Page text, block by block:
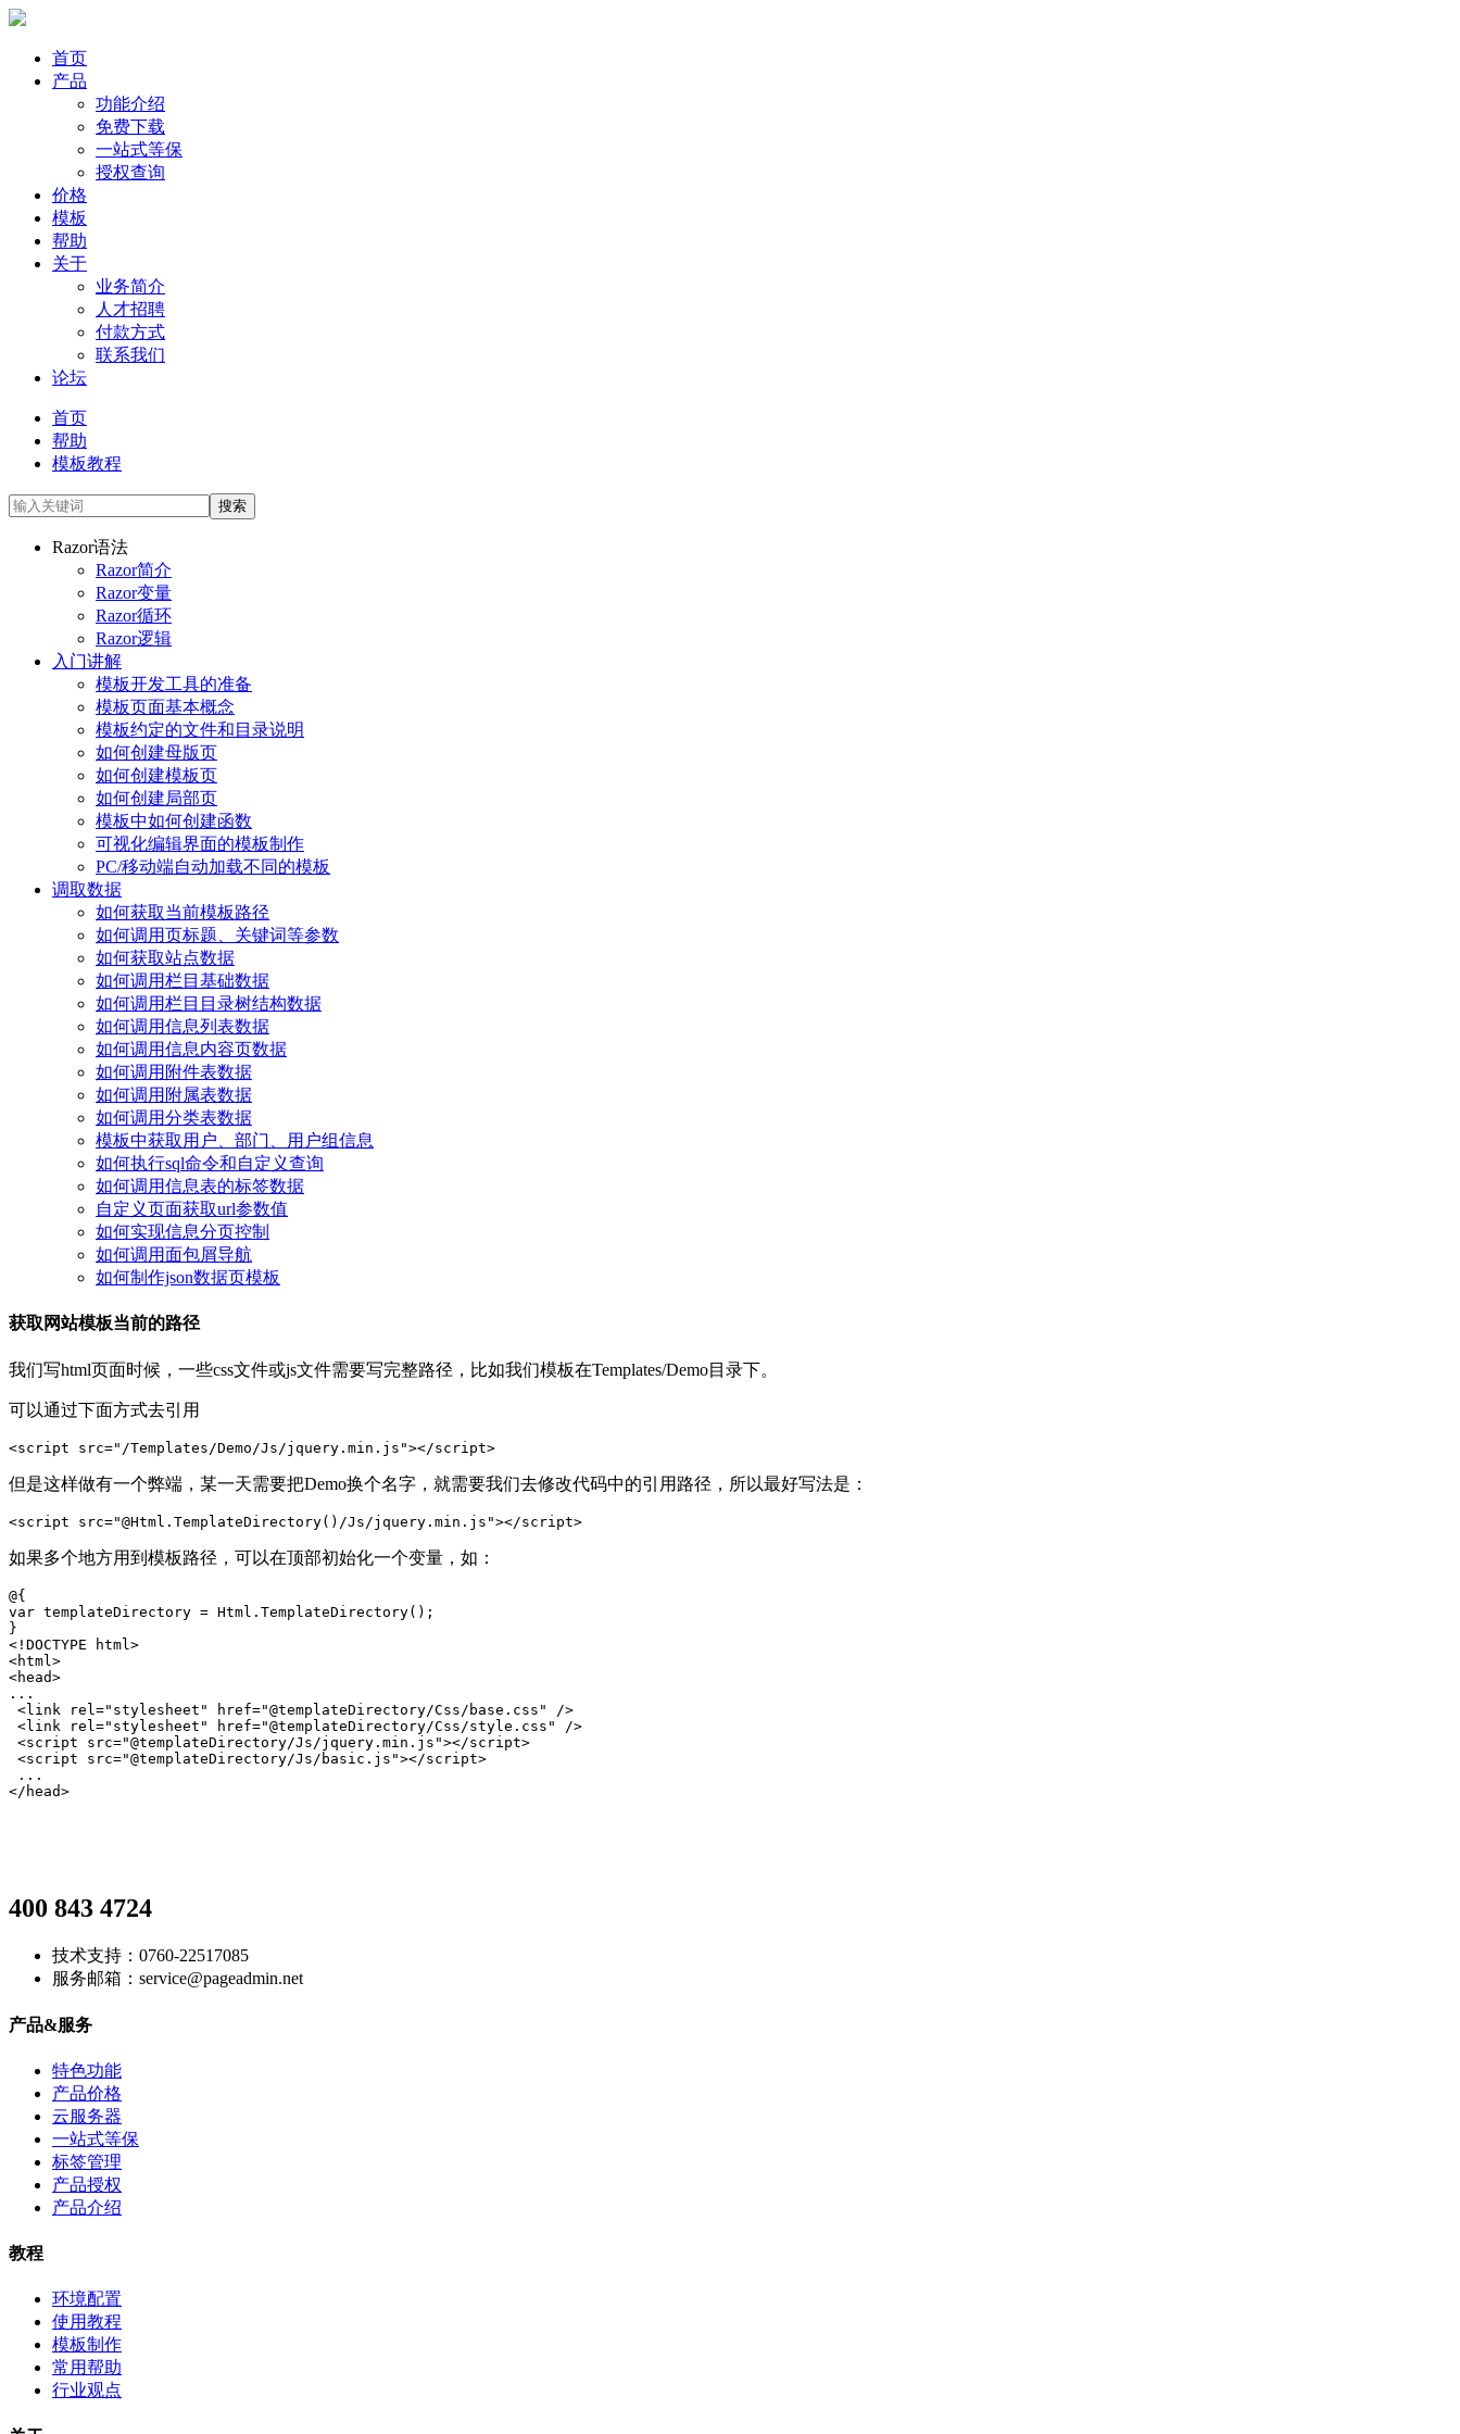
首页
产品
功能介绍
免费下载
一站式等保
授权查询
价格
模板
帮助
关于
业务简介
人才招聘
付款方式
联系我们
论坛
首页
帮助
模板教程
Razor语法
Razor简介
Razor变量
Razor循环
Razor逻辑
入门讲解
模板开发工具的准备
模板页面基本概念
模板约定的文件和目录说明
如何创建母版页
如何创建模板页
如何创建局部页
模板中如何创建函数
可视化编辑界面的模板制作
PC/移动端自动加载不同的模板
调取数据
如何获取当前模板路径
如何调用页标题、关键词等参数
如何获取站点数据
如何调用栏目基础数据
如何调用栏目目录树结构数据
如何调用信息列表数据
如何调用信息内容页数据
如何调用附件表数据
如何调用附属表数据
如何调用分类表数据
模板中获取用户、部门、用户组信息
如何执行sql命令和自定义查询
如何调用信息表的标签数据
自定义页面获取url参数值
如何实现信息分页控制
如何调用面包屑导航
如何制作json数据页模板
获取网站模板当前的路径
我们写html页面时候，一些css文件或js文件需要写完整路径，比如我们模板在Templates/Demo目录下。
可以通过下面方式去引用
<script src="/Templates/Demo/Js/jquery.min.js"></script>
但是这样做有一个弊端，某一天需要把Demo换个名字，就需要我们去修改代码中的引用路径，所以最好写法是：
<script src="@Html.TemplateDirectory()/Js/jquery.min.js"></script>
如果多个地方用到模板路径，可以在顶部初始化一个变量，如：
@{
var templateDirectory = Html.TemplateDirectory();
}
<!DOCTYPE html>
<html>
<head>
...
<link rel="stylesheet" href="@templateDirectory/Css/base.css" />
<link rel="stylesheet" href="@templateDirectory/Css/style.css" />
<script src="@templateDirectory/Js/jquery.min.js"></script>
<script src="@templateDirectory/Js/basic.js"></script>
...
</head>
400 843 4724
技术支持：0760-22517085
服务邮箱：service@pageadmin.net
产品&服务
特色功能
产品价格
云服务器
一站式等保
标签管理
产品授权
产品介绍
教程
环境配置
使用教程
模板制作
常用帮助
行业观点